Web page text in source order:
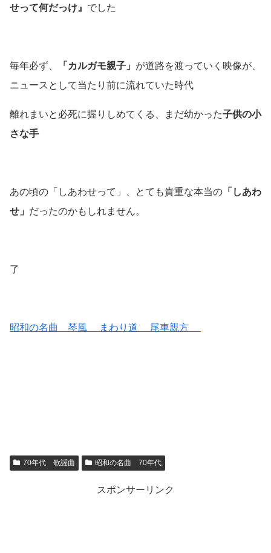
せって何だっけ』 でした
毎年必ず、 「カルガモ親子」 が道路を渡っていく映像が、
ニュースとして当たり前に流れていた時代
離れまいと必死に握りしめてくる、まだ幼かった子供の小
さな手
あの頃の「しあわせって」、とても貴重な本当の 「しあわ
せ」 だったのかもしれません。
了
昭和の名曲 琴風 まわり道 尾車親方
70年代 歌謡曲 昭和の名曲 70年代
スポンサーリンク